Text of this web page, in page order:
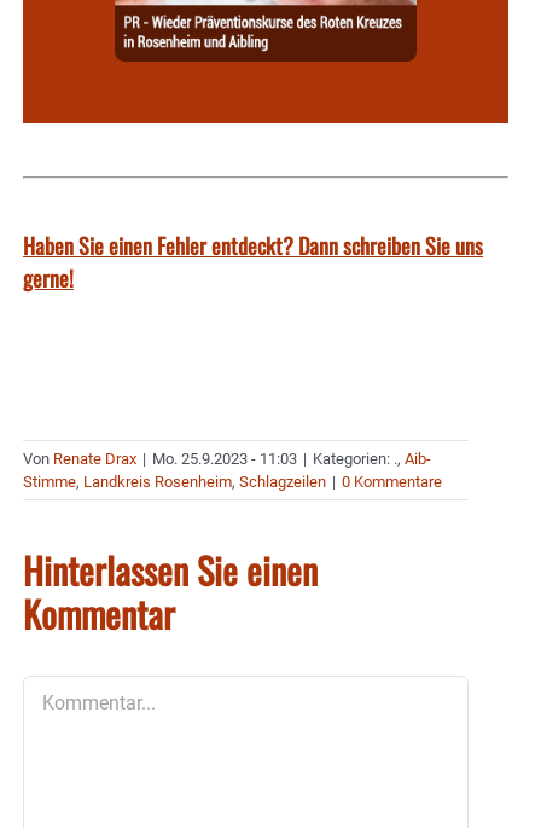
Haben Sie einen Fehler entdeckt? Dann schreiben Sie uns
gerne!
Von Renate Drax | Mo. 25.9.2023 - 11:03 | Kategorien: ., Aib-
Stimme, Landkreis Rosenheim, Schlagzeilen | 0 Kommentare
Hinterlassen Sie einen
Kommentar